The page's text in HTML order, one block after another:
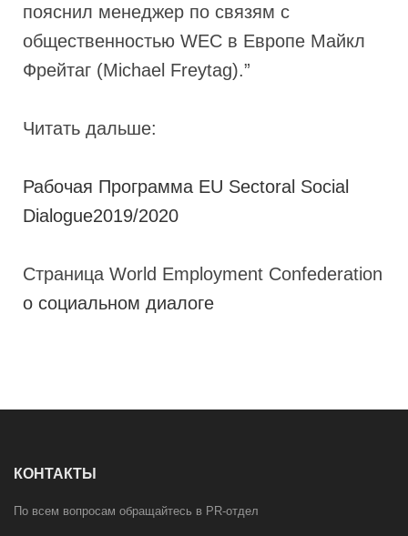
пояснил менеджер по связям с
общественностью WEC в Европе Майкл
Фрейтаг (Michael Freytag).”
Читать дальше:
Рабочая Программа EU Sectoral Social
Dialogue2019/2020
Страница World Employment Confederation
о социальном диалоге
КОНТАКТЫ
По всем вопросам обращайтесь в PR-отдел